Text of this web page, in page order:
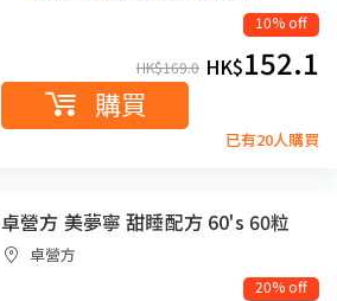
10% off
HK$169.0 HK$152.1
購買
已有20人購買
卓營方 美夢寧 甜睡配方 60's 60粒
卓營方
20% off